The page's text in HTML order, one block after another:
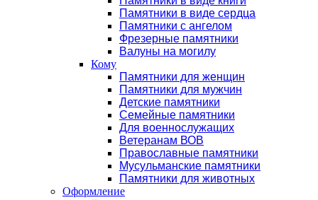
Памятники в виде сердца
Памятники с ангелом
Фрезерные памятники
Валуны на могилу
Кому
Памятники для женщин
Памятники для мужчин
Детские памятники
Семейные памятники
Для военнослужащих
Ветеранам ВОВ
Православные памятники
Мусульманские памятники
Памятники для животных
Оформление